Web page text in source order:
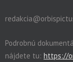
Podrobnú
nájdete tu: https://